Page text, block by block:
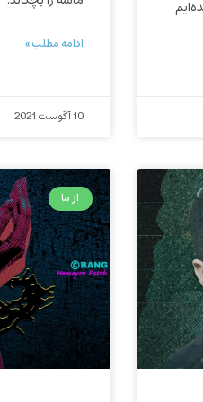
ادامه مطلب »
10 آگوست 2021
از ما